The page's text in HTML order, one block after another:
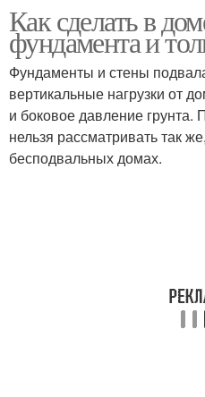
Как сделать в
фундамента и
Фундаменты и стены
вертикальные нагрузки от
и боковое давление грунта.
нельзя рассматривать так
бесподвальных домах.